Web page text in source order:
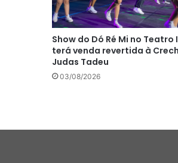
Show do Dó Ré Mi no Teatro
terá venda revertida à
Judas Tadeu
03/08/2026